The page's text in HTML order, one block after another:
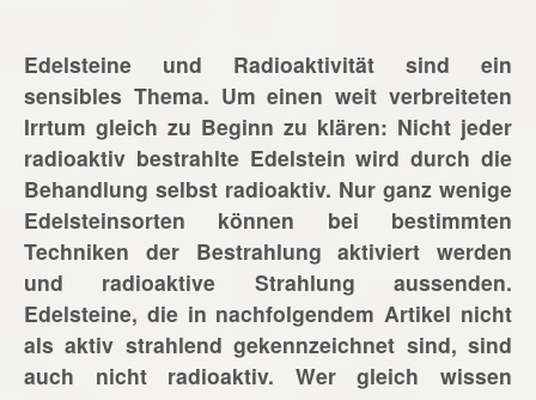
Edelsteine und Radioaktivität sind ein
sensibles Thema. Um einen weit verbreiteten
Irrtum gleich zu Beginn zu klären: Nicht jeder
radioaktiv bestrahlte Edelstein wird durch die
Behandlung selbst radioaktiv. Nur ganz wenige
Edelsteinsorten können bei bestimmten
Techniken der Bestrahlung aktiviert werden
und radioaktive Strahlung aussenden.
Edelsteine, die in nachfolgendem Artikel nicht
als aktiv strahlend gekennzeichnet sind, sind
auch nicht radioaktiv. Wer gleich wissen